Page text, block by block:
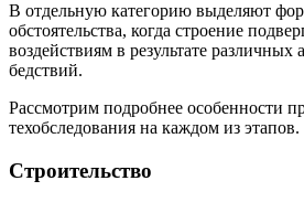
В отдельную категорию выделяют
обстоятельства, когда строение
воздействиям в результате
бедствий.
Рассмотрим подробнее особенности
техобследования на каждом из этапов.
Строительство